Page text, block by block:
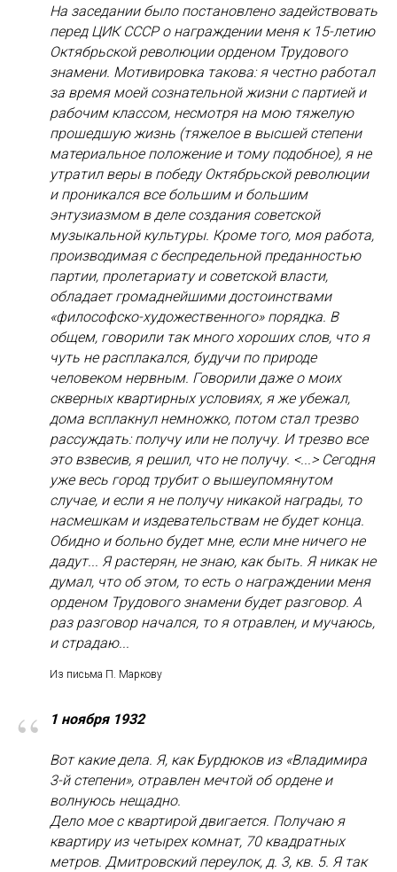
На заседании было постановлено задействовать
перед ЦИК СССР о награждении меня к 15-летию
Октябрьской революции орденом Трудового
знамени. Мотивировка такова: я честно работал
за время моей сознательной жизни с партией и
рабочим классом, несмотря на мою тяжелую
прошедшую жизнь (тяжелое в высшей степени
материальное положение и тому подобное), я не
утратил веры в победу Октябрьской революции
и проникался все большим и большим
энтузиазмом в деле создания советской
музыкальной культуры. Кроме того, моя работа,
производимая с беспредельной преданностью
партии, пролетариату и советской власти,
обладает громаднейшими достоинствами
«философско-художественного» порядка. В
общем, говорили так много хороших слов, что я
чуть не расплакался, будучи по природе
человеком нервным. Говорили даже о моих
скверных квартирных условиях, я же убежал,
дома всплакнул немножко, потом стал трезво
рассуждать: получу или не получу. И трезво все
это взвесив, я решил, что не получу. <...> Сегодня
уже весь город трубит о вышеупомянутом
случае, и если я не получу никакой награды, то
насмешкам и издевательствам не будет конца.
Обидно и больно будет мне, если мне ничего не
дадут... Я растерян, не знаю, как быть. Я никак не
думал, что об этом, то есть о награждении меня
орденом Трудового знамени будет разговор. А
раз разговор начался, то я отравлен, и мучаюсь,
и страдаю...
Из письма П. Маркову
“ 1 ноября 1932
Вот какие дела. Я, как Бурдюков из «Владимира
3-й степени», отравлен мечтой об ордене и
волнуюсь нещадно.
Дело мое с квартирой двигается. Получаю я
квартиру из четырех комнат, 70 квадратных
метров. Дмитровский переулок, д. 3, кв. 5. Я так